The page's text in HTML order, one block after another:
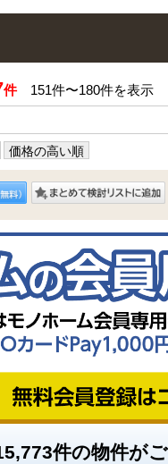
件151件〜180件を表示
価格の高い順
件の物件が